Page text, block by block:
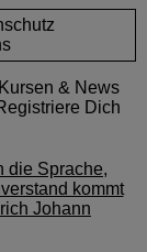
& News
Dich
die Sprache,
kommt
Johann